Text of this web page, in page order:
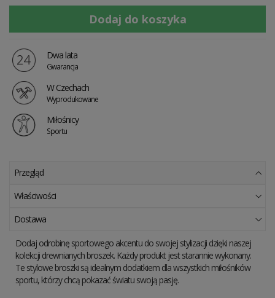
Dwa lata
Gwarancja
W Czechach
Wyprodukowane
Miłośnicy
Sportu
Przegląd
Właściwości
Dostawa
Dodaj odrobinę sportowego akcentu do swojej stylizacji dzięki naszej
kolekcji drewnianych broszek. Każdy produkt jest starannie wykonany.
Te stylowe broszki są idealnym dodatkiem dla wszystkich miłośników
sportu, którzy chcą pokazać światu swoją pasję.